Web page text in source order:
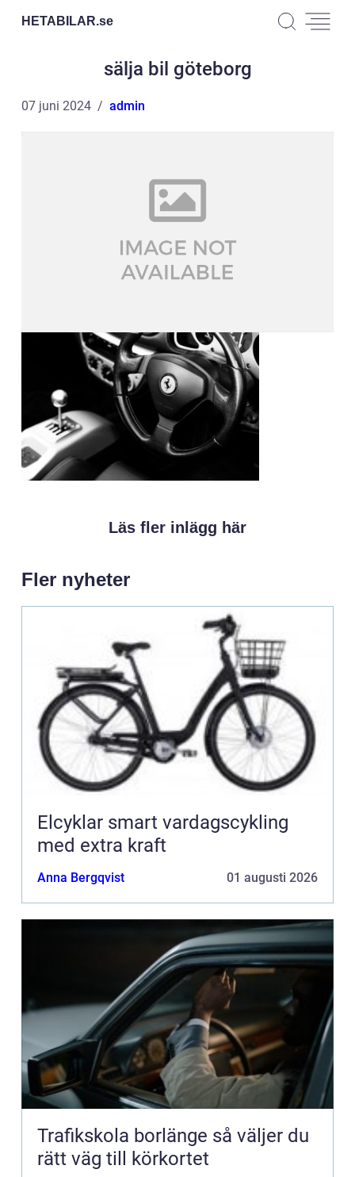
HETABILAR.se
sälja bil göteborg
07 juni 2024 admin
Läs fler inlägg här
Fler nyheter
Elcyklar smart vardagscykling
med extra kraft
Anna Bergqvist 01 augusti 2026
Trafikskola borlänge så väljer du
rätt väg till körkortet